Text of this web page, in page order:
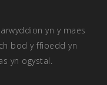
yn y maes
bod y ffioedd yn
yn ogystal.